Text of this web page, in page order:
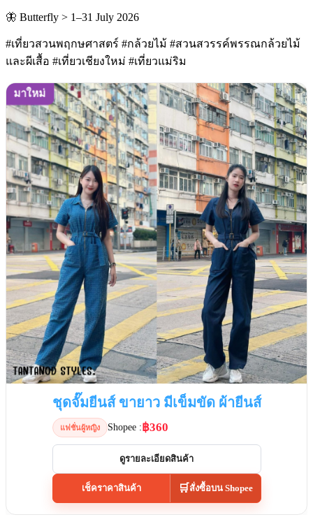
🦋 Butterfly > 1–31 July 2026
#เที่ยวสวนพฤกษศาสตร์ #กล้วยไม้ #สวนสวรรค์พรรณกล้วยไม้
และผีเสื้อ #เที่ยวเชียงใหม่ #เที่ยวแม่ริม
มาใหม่
ชุดจั๊มยีนส์ ขายาว มีเข็มขัด ผ้ายีนส์
แฟชั่นผู้หญิง Shopee :฿360
ดูรายละเอียดสินค้า
เช็คราคาสินค้า 🛒สั่งซื้อบน Shopee